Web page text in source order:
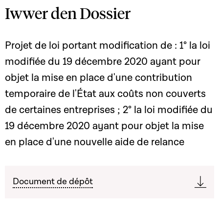
Iwwer den Dossier
Projet de loi portant modification de : 1° la loi
modifiée du 19 décembre 2020 ayant pour
objet la mise en place d'une contribution
temporaire de l'État aux coûts non couverts
de certaines entreprises ; 2° la loi modifiée du
19 décembre 2020 ayant pour objet la mise
en place d'une nouvelle aide de relance
Document de dépôt